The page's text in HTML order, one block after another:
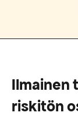
Ilmainen
riskitön